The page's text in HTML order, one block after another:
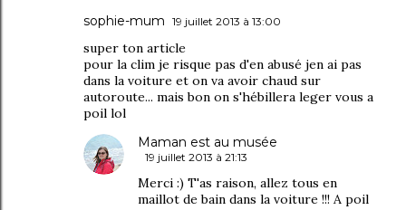
sophie-mum 19 juillet 2013 à 13:00
super ton article
pour la clim je risque pas d'en abusé jen ai pas
dans la voiture et on va avoir chaud sur
autoroute... mais bon on s'hébillera leger vous a
poil lol
Maman est au musée
19 juillet 2013 à 21:13
Merci :) T'as raison, allez tous en
maillot de bain dans la voiture !!! A poil